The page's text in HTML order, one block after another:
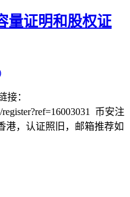
量证明和股权证
接：
register?ref=16003031 币安注
港，认证照旧，邮箱推荐如